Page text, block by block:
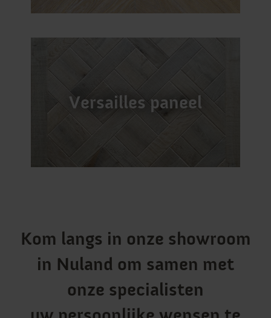
Versailles paneel
Kom langs in onze showroom
in Nuland om samen met
onze specialisten